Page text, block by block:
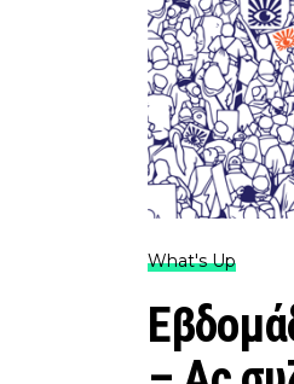
What's Up